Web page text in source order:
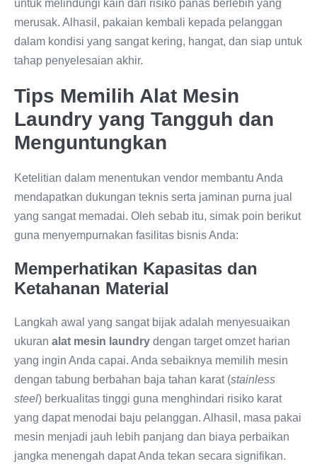
untuk melindungi kain dari risiko panas berlebih yang
merusak. Alhasil, pakaian kembali kepada pelanggan
dalam kondisi yang sangat kering, hangat, dan siap untuk
tahap penyelesaian akhir.
Tips Memilih Alat Mesin
Laundry yang Tangguh dan
Menguntungkan
Ketelitian dalam menentukan vendor membantu Anda
mendapatkan dukungan teknis serta jaminan purna jual
yang sangat memadai. Oleh sebab itu, simak poin berikut
guna menyempurnakan fasilitas bisnis Anda:
Memperhatikan Kapasitas dan
Ketahanan Material
Langkah awal yang sangat bijak adalah menyesuaikan
ukuran alat mesin laundry dengan target omzet harian
yang ingin Anda capai. Anda sebaiknya memilih mesin
dengan tabung berbahan baja tahan karat (stainless
steel) berkualitas tinggi guna menghindari risiko karat
yang dapat menodai baju pelanggan. Alhasil, masa pakai
mesin menjadi jauh lebih panjang dan biaya perbaikan
jangka menengah dapat Anda tekan secara signifikan.